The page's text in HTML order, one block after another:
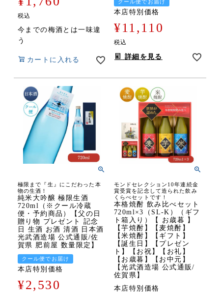
税込
今までの梅酒とは一味違
う
カートに入れる
クール便でお届け
本店特別価格
¥11,110
税込
詳細を見る
極限まで『生』にこだわった本
物の生酒！
純米大吟醸 極限生酒
720ml（※クール冷蔵
便・予約商品）【父の日
贈り物 プレゼント 記念
日 生酒 お酒 清酒 日本酒
光武酒造場 公式通販/佐
賀県 肥前屋 数量限定】
クール便でお届け
本店特別価格
¥2,530
モンドセレクション10年連続金
賞受賞を記念して造られた飲み
くらべセットです！
本格焼酎 飲み比べセット
720ml×3（SL-K）（ギフ
ト箱入り）【 お歳暮 】
【芋焼酎】【麦焼酎】
【米焼酎】【ギフト】
【誕生日】【プレゼン
ト】【お祝】【お礼】
【お歳暮】【お中元】
【光武酒造場 公式通販/
佐賀県】
本店特別価格